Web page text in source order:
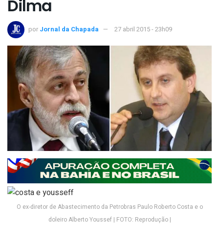
Dilma
por Jornal da Chapada 27 abril 2015 - 23h09
O ex-diretor de Abastecimento da Petrobras Paulo Roberto Costa e o
doleiro Alberto Youssef | FOTO: Reprodução |